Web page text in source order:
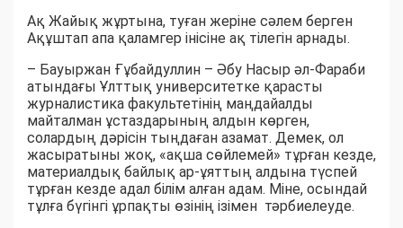
Ақ Жайық жұртына, туған жеріне сәлем берген
Ақұштап апа қаламгер інісіне ақ тілегін арнады.
– Бауыржан Ғұбайдуллин – Әбу Насыр әл-Фараби
атындағы Ұлттық университетке қарасты
журналистика факультетінің маңдайалды
майталман ұстаздарының алдын көрген,
солардың дәрісін тыңдаған азамат. Демек, ол
жасыратыны жоқ, «ақша сөйлемей» тұрған кезде,
материалдық байлық ар-ұяттың алдына түспей
тұрған кезде адал білім алған адам. Міне, осындай
тұлға бүгінгі ұрпақты өзінің ізімен тәрбиелеуде.